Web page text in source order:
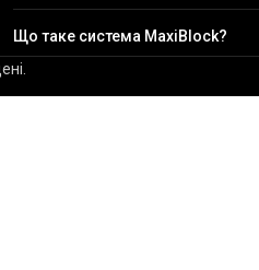
Що таке система MaxiBlock?